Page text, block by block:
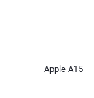
Apple A15